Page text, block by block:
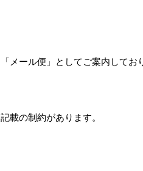
メール便」としてご案内してお
載の制約があります。